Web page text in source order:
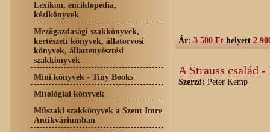
Lexikon, enciklopédia,
kézikönyvek
Mezőgazdasági szakkönyvek,
kertészeti könyvek, állatorvosi
könyvek, állattenyésztési
szakkönyvek
Mini könyvek - Tiny Books
Mitológiai könyvek
Műszaki szakkönyvek a Szent Imre
Antikváriumban
Ár: 3 500 Ft helyett 2
A Strauss család
Szerző: Peter Kemp